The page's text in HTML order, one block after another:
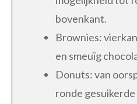
bovenkant.
Brownies:
en smeuïg
Donuts: van
ronde gesuikerde